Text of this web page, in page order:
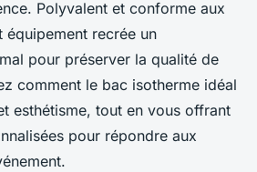
•7 min de lecture
Polyvalent et conforme aux
équipement recrée un
pour préserver la qualité de
comment le bac isotherme idéal
esthétisme, tout en vous offrant
pour répondre aux